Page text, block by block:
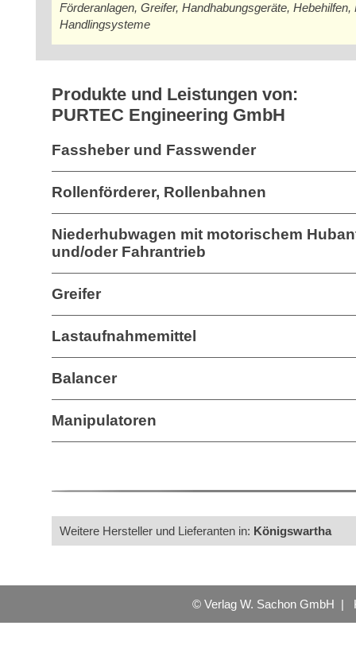
Förderanlagen, Greifer, Handhabungsgeräte,
Handlingsysteme
Produkte und Leistungen von:
PURTEC Engineering GmbH
Fassheber und Fasswender
Rollenförderer, Rollenbahnen
Niederhubwagen mit motorischem
und/oder Fahrantrieb
Greifer
Lastaufnahmemittel
Balancer
Manipulatoren
Weitere Hersteller und Lieferanten in: Königswartha
© Verlag W. Sachon GmbH |